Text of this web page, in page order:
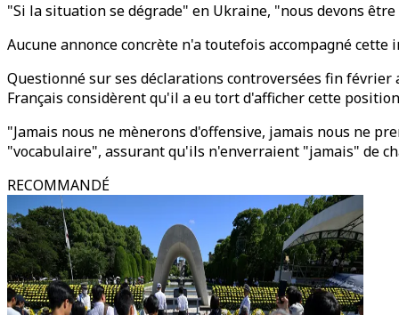
"Si la situation se dégrade" en Ukraine, "nous devons
Aucune annonce concrète n'a toutefois accompagné cette
Questionné sur ses déclarations controversées fin
Français considèrent qu'il a eu tort d'afficher cette
"Jamais nous ne mènerons d'offensive, jamais nous ne
"vocabulaire", assurant qu'ils n'enverraient "jamais" de
RECOMMANDÉ